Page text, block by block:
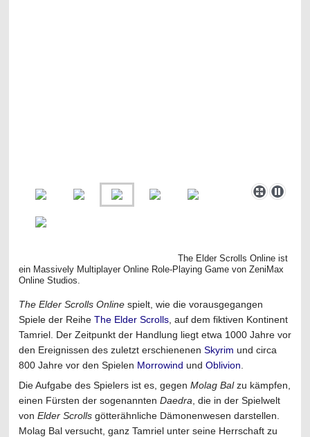
The Elder Scrolls Online ist
ein Massively Multiplayer Online Role-Playing Game von ZeniMax
Online Studios.
The Elder Scrolls Onlinespielt, wie die vorausgegangen
Spiele der Reihe The Elder Scrolls, auf dem fiktiven Kontinent
Tamriel. Der Zeitpunkt der Handlung liegt etwa 1000 Jahre vor
den Ereignissen des zuletzt erschienenen Skyrim und circa
800 Jahre vor den Spielen Morrowind und Oblivion
Die Aufgabe des Spielers ist es, gegen Molag Balzu kämpfen,
einen Fürsten der sogenannten Daedra , die in der Spielwelt
von Elder Scrollsgötterähnliche Dämonenwesen darstellen.
Molag Bal versucht, ganz Tamriel unter seine Herrschaft zu